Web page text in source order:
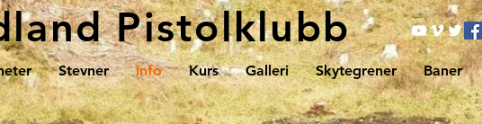
Pistolklubb
Stevner Info Kurs Galleri Skytegrener Baner